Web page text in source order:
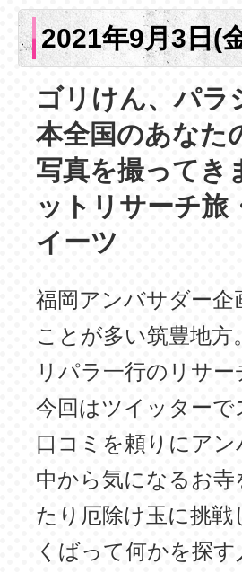
2021年9月3日(
ゴリけん、パラ
本全国のあなた
写真を撮って
ットリサーチ
イーツ
福岡アンバサダー
ことが多い筑豊地
リパラ一行のリサ
今回はツイッター
口コミを頼りにア
中から気になるお
たり厄除け玉に挑
くばって何かを探